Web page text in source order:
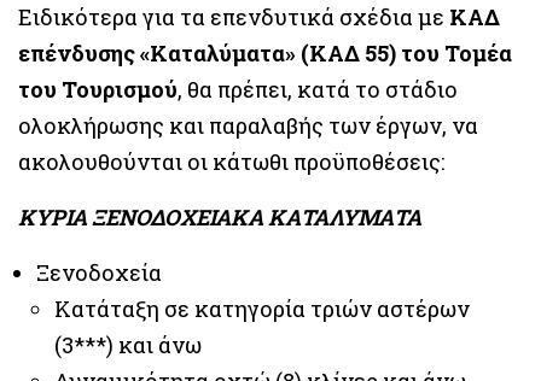
Ειδικότερα για τα επενδυτικά σχέδια με ΚΑΔ
επένδυσης «Καταλύματα» (ΚΑΔ 55) του Τομέα
του Τουρισμού, θα πρέπει, κατά το στάδιο
ολοκλήρωσης και παραλαβής των έργων, να
ακολουθούνται οι κάτωθι προϋποθέσεις:
ΚΥΡΙΑ ΞΕΝΟΔΟΧΕΙΑΚΑ ΚΑΤΑΛΥΜΑΤΑ
Ξενοδοχεία
Κατάταξη σε κατηγορία τριών αστέρων
(3***) και άνω